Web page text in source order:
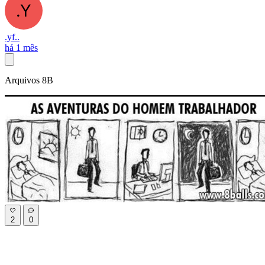
.yf..
há 1 mês
Arquivos 8B
2 0